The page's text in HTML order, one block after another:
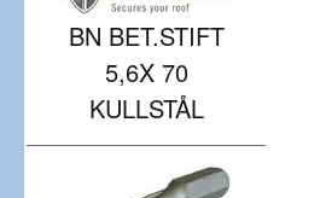
BN BET.STIFT
5,6X 70
KULLSTÅL